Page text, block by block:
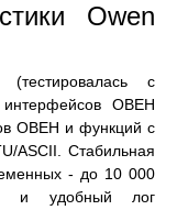
Owen
с
интерфейсов ОВЕН
ОВЕН и функций с
ASCII. Стабильная
- до 10 000
и удобный лог